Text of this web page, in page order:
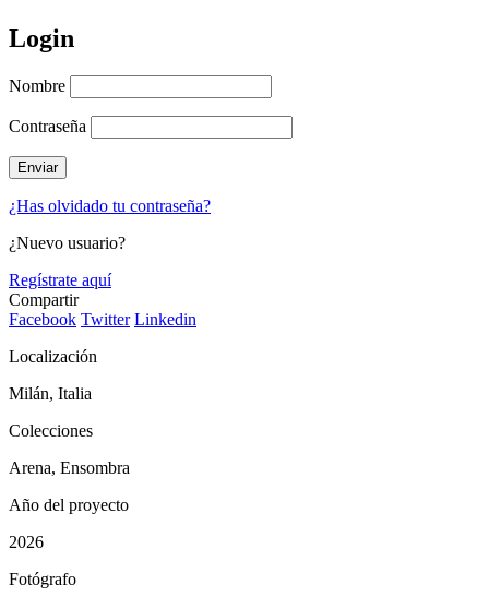
Login
Nombre
Contraseña
¿Has olvidado tu contraseña?
¿Nuevo usuario?
Regístrate aquí
Compartir
Facebook Twitter Linkedin
Localización
Milán, Italia
Colecciones
Arena, Ensombra
Año del proyecto
2026
Fotógrafo